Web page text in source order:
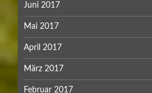
Juni 2017
Mai 2017
April 2017
März 2017
Februar 2017